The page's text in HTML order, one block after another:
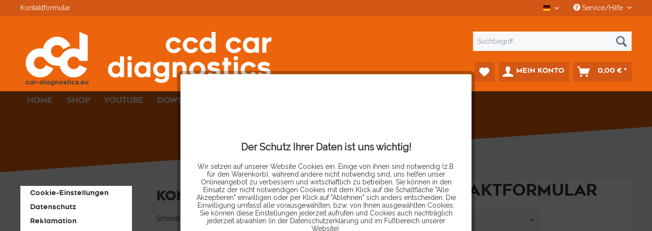
CCD Car-Diagnostics
Service/Hilfe
MEIN KONTO 0,00 € *
HOME SHOP YOUTUBE DOWNLOADS
Der Schutz Ihrer Daten ist uns wichtig!
Wir setzen auf unserer Website Cookies ein. Einige von ihnen sind notwendig (z.B.
für den Warenkorb), während andere nicht notwendig sind, uns helfen unser
Onlineangebot zu verbessern und wirtschaftlich zu betreiben. Sie können in den
Einsatz der nicht notwendigen Cookies mit dem Klick auf die Schaltfläche "Alle
Akzeptieren" einwilligen oder per Klick auf "Ablehnen" sich anders entscheiden. Die
Einwilligung umfasst alle vorausgewählten, bzw. von Ihnen ausgewählten Cookies.
Sie können diese Einstellungen jederzeit aufrufen und Cookies auch nachträglich
jederzeit abwählen (in der Datenschutzerklärung und im Fußbereich unserer
Website).
Kontaktformular
Cookie-Einstellungen
Datenschutz
Reklamation
KONTAKTFORMULAR
Schreiben Sie uns eine E-Mail.
KONTAKTFORMULAR